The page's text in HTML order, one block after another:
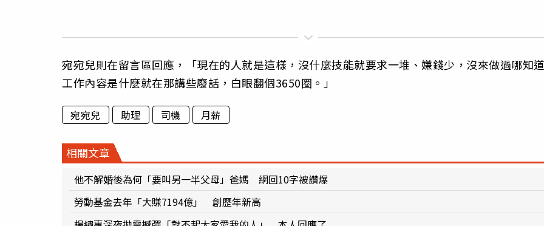
宛宛兒則在留言區回應，「現在的人就是這樣，沒什麼技能就要求一堆、嫌錢少，沒來做過哪知
工作內容是什麼就在那講些廢話，白眼翻個3650圈。」
宛宛兒 助理 司機 月薪
相關文章
他不解婚後為何「要叫另一半父母」爸媽 網回10字被讚爆
勞動基金去年「大賺7194億」 創歷年新高